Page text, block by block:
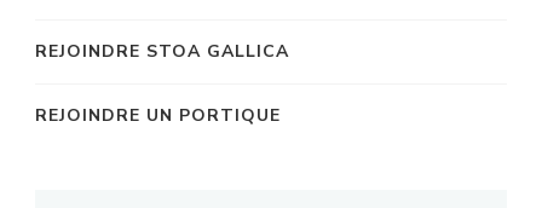
REJOINDRE STOA GALLICA
REJOINDRE UN PORTIQUE